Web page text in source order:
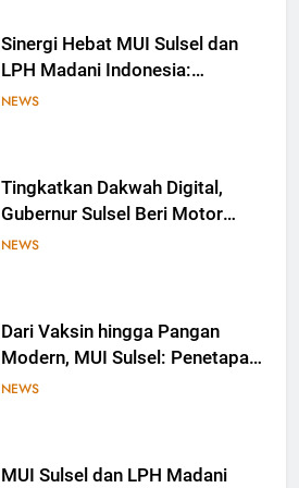
Sinergi Hebat MUI Sulsel dan
LPH Madani Indonesia:
Percepat Sertifikasi Halal, 4
NEWS
Tingkatkan Dakwah Digital,
Gubernur Sulsel Beri Motor
untuk Tim Media MUI Sulawesi
NEWS
Dari Vaksin hingga Pangan
Modern, MUI Sulsel: Penetapan
Halal Butuh Dalil dan Sains
NEWS
MUI Sulsel dan LPH Madani